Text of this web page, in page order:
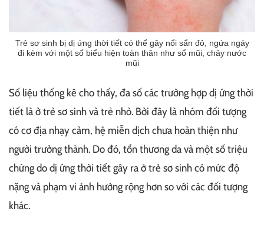
Trẻ sơ sinh bị dị ứng thời tiết có thể gây nổi sẩn đỏ, ngứa ngáy
đi kèm với một số biểu hiện toàn thân như sổ mũi, chảy nước
mũi
Số liệu thống kê cho thấy, đa số các trường hợp dị ứng thời
tiết là ở trẻ sơ sinh và trẻ nhỏ. Bởi đây là nhóm đối tượng
có cơ địa nhạy cảm, hệ miễn dịch chưa hoàn thiện như
người trưởng thành. Do đó, tổn thương da và một số triệu
chứng do dị ứng thời tiết gây ra ở trẻ sơ sinh có mức độ
nặng và phạm vi ảnh hưởng rộng hơn so với các đối tượng
khác.